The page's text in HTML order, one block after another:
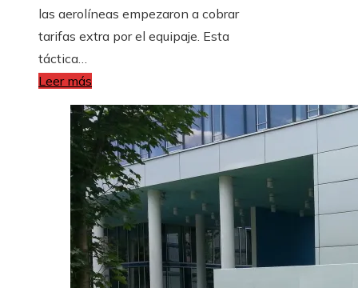
las aerolíneas empezaron a cobrar
tarifas extra por el equipaje. Esta
táctica…
Leer más